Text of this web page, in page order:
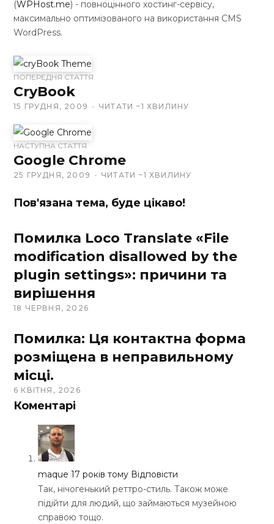
(WPHost.me) - повноцінного хостинг-сервісу,
максимально оптимізованого на використання CMS
WordPress.
W
e
b
s
i
t
e
ПОПЕРЕДНЯ СТАТТЯ
CryBook
15 ГРУДНЯ, 2009 ЧИТАТИ ~1 ХВИЛИНУ
НАСТУПНА СТАТТЯ
Google Chrome
25 ГРУДНЯ, 2009 ЧИТАТИ ~1 ХВИЛИНУ
Пов'язана тема, буде цікаво!
Помилка Loco Translate «File
modification disallowed by the
plugin settings»: причини та
вирішення
18 ЧЕРВНЯ, 2026
Помилка: Ця контактна форма
розміщена в неправильному
місці.
6 КВІТНЯ, 2026
Коментарі
maque 17 років тому Відповісти
Так, нічогенький реттро-стиль. Також може
підійти для людий, що займаються музейною
справою тощо.